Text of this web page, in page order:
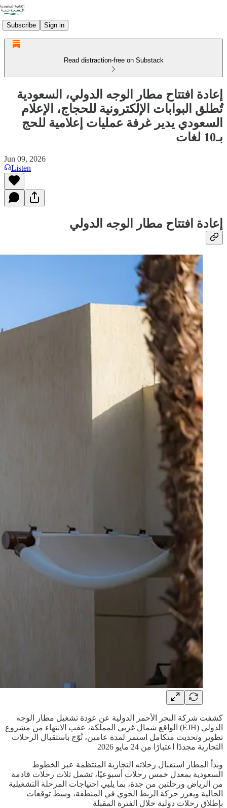
Subscribe Sign in
Read distraction-free on Substack
إعادة افتتاح مطار الوجه الدولي، السعودية
تُطلق البوابات الإلكترونية للحجاج، الإعلام
السعودي يدير غرفة عمليات إعلامية للحج
بـ10 لغات
Jun 09, 2026
Listen
إعادة افتتاح مطار الوجه الدولي
كشفت شركة البحر الأحمر الدولية عن عودة تشغيل مطار الوجه
الدولي (EJH) الواقع شمال غربي المملكة، عقب الانتهاء من مشروع
تطوير وتحديث متكامل استمر لمدة عامين، تُوّج باستقبال الرحلات
التجارية مجددًا اعتبارًا من 24 مايو 2026
وبدأ المطار استقبال رحلاته التجارية المنتظمة عبر الخطوط
السعودية بمعدل خمس رحلات أسبوعيًا، تشمل ثلاث رحلات قادمة
من الرياض ورحلتين من جدة، بما يلبي احتياجات المرحلة التشغيلية
الحالية ويعزز حركة الربط الجوي في المنطقة، وسط توقعات
بإطلاق رحلات دولية خلال الفترة المقبلة